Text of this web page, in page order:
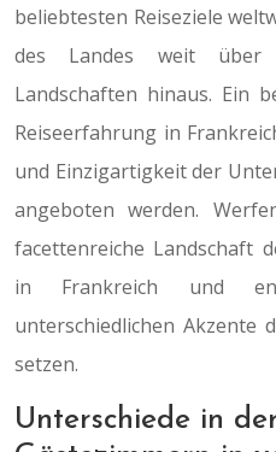
beliebtesten Reiseziele
des Landes weit über
Landschaften hinaus. Ein
Reiseerfahrung in
und Einzigartigkeit der
angeboten werden.
facettenreiche Landschaft
in Frankreich und
unterschiedlichen Akzente
setzen.
Unterschiede in